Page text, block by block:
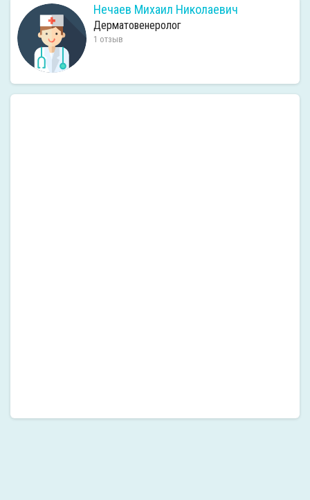
Нечаев Михаил Николаевич
Дерматовенеролог
1 отзыв